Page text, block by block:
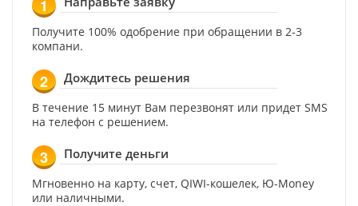
1
Получите 100% одобрение при обращении в 2-3
компани.
2 Дождитесь решения
В течение 15 минут Вам перезвонят или придет SMS
на телефон с решением.
3 Получите деньги
Мгновенно на карту, счет, QIWI-кошелек, Ю-Money
или наличными.